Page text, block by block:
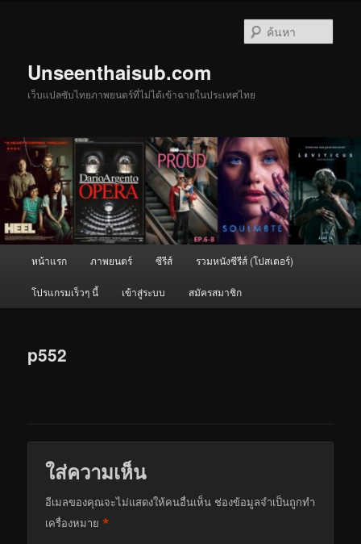
Unseenthaisub.com
เว็บแปลซับไทยภาพยนตร์ที่ไม่ได้เข้าฉายในประเทศไทย
หน้าแรก ภาพยนตร์ ซีรีส์ รวมหนังซีรีส์ (โปสเตอร์)
โปรแกรมเร็วๆ นี้ เข้าสู่ระบบ สมัครสมาชิก
p552
ใส่ความเห็น
อีเมลของคุณจะไม่แสดงให้คนอื่นเห็น ช่องข้อมูลจำเป็นถูกทำ
เครื่องหมาย*